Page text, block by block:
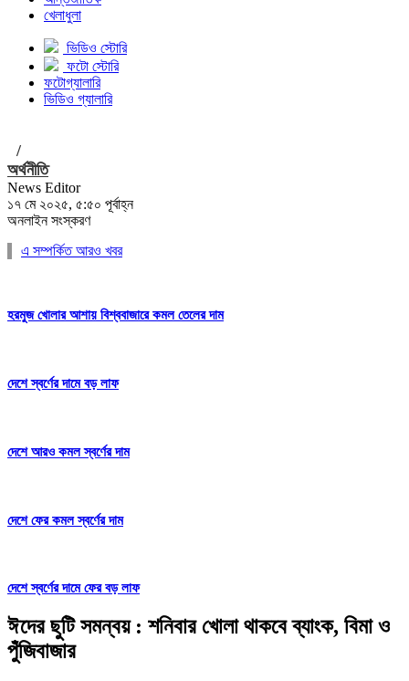
খেলাধুলা
ভিডিও স্টোরি
ফটো স্টোরি
ফটোগ্যালারি
ভিডিও গ্যালারি
/
অর্থনীতি
News Editor
১৭ মে ২০২৫, ৫:৫০ পূর্বাহ্ন
অনলাইন সংস্করণ
এ সম্পর্কিত আরও খবর
হরমুজ খোলার আশায় বিশ্ববাজারে কমল তেলের দাম
দেশে স্বর্ণের দামে বড় লাফ
দেশে আরও কমল স্বর্ণের দাম
দেশে ফের কমল স্বর্ণের দাম
দেশে স্বর্ণের দামে ফের বড় লাফ
ঈদের ছুটি সমন্বয় : শনিবার খোলা থাকবে ব্যাংক, বিমা ও
পুঁজিবাজার